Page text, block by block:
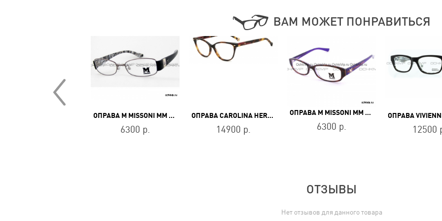
ВАМ МОЖЕТ ПОНРАВИТЬСЯ
ОПРАВА M MISSONI MM 010 05
6300 р.
ОПРАВА CAROLINA HERRERA HER 0190 O63
14900 р.
ОПРАВА M MISSONI MM 046 06
6300 р. 12500
ОТЗЫВЫ
Нет отзывов для данного товара